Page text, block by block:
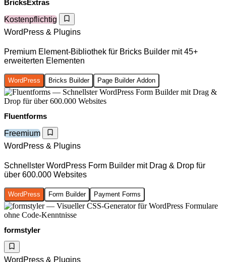
BricksExtras
Kostenpflichtig
WordPress & Plugins
Premium Element-Bibliothek für Bricks Builder mit 45+
erweiterten Elementen
WordPress Bricks Builder Page Builder Addon
Fluentforms
Freemium
WordPress & Plugins
Schnellster WordPress Form Builder mit Drag & Drop für
über 600.000 Websites
WordPress Form Builder Payment Forms
formstyler
WordPress & Plugins